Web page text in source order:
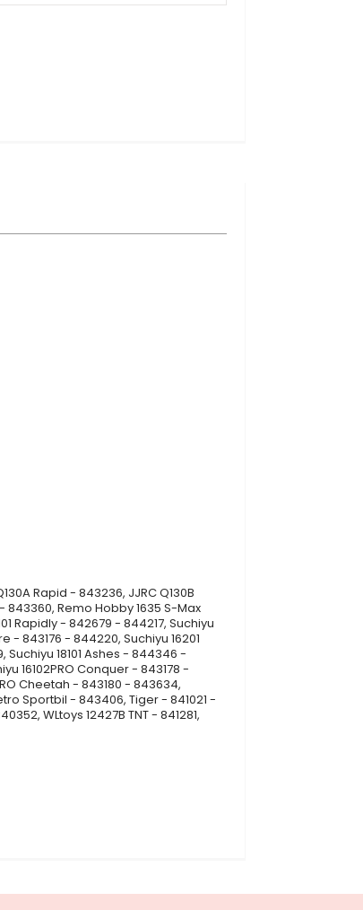
Rapid - 843236, JJRC Q130B
843360, Remo Hobby 1635 S-Max
Rapidly - 842679 - 844217, Suchiyu
- 843176 - 844220, Suchiyu 16201
18101 Ashes - 844346 -
16102PRO Conquer - 843178 -
Cheetah - 843180 - 843634,
Sportbil - 843406, Tiger - 841021 -
WLtoys 12427B TNT - 841281,